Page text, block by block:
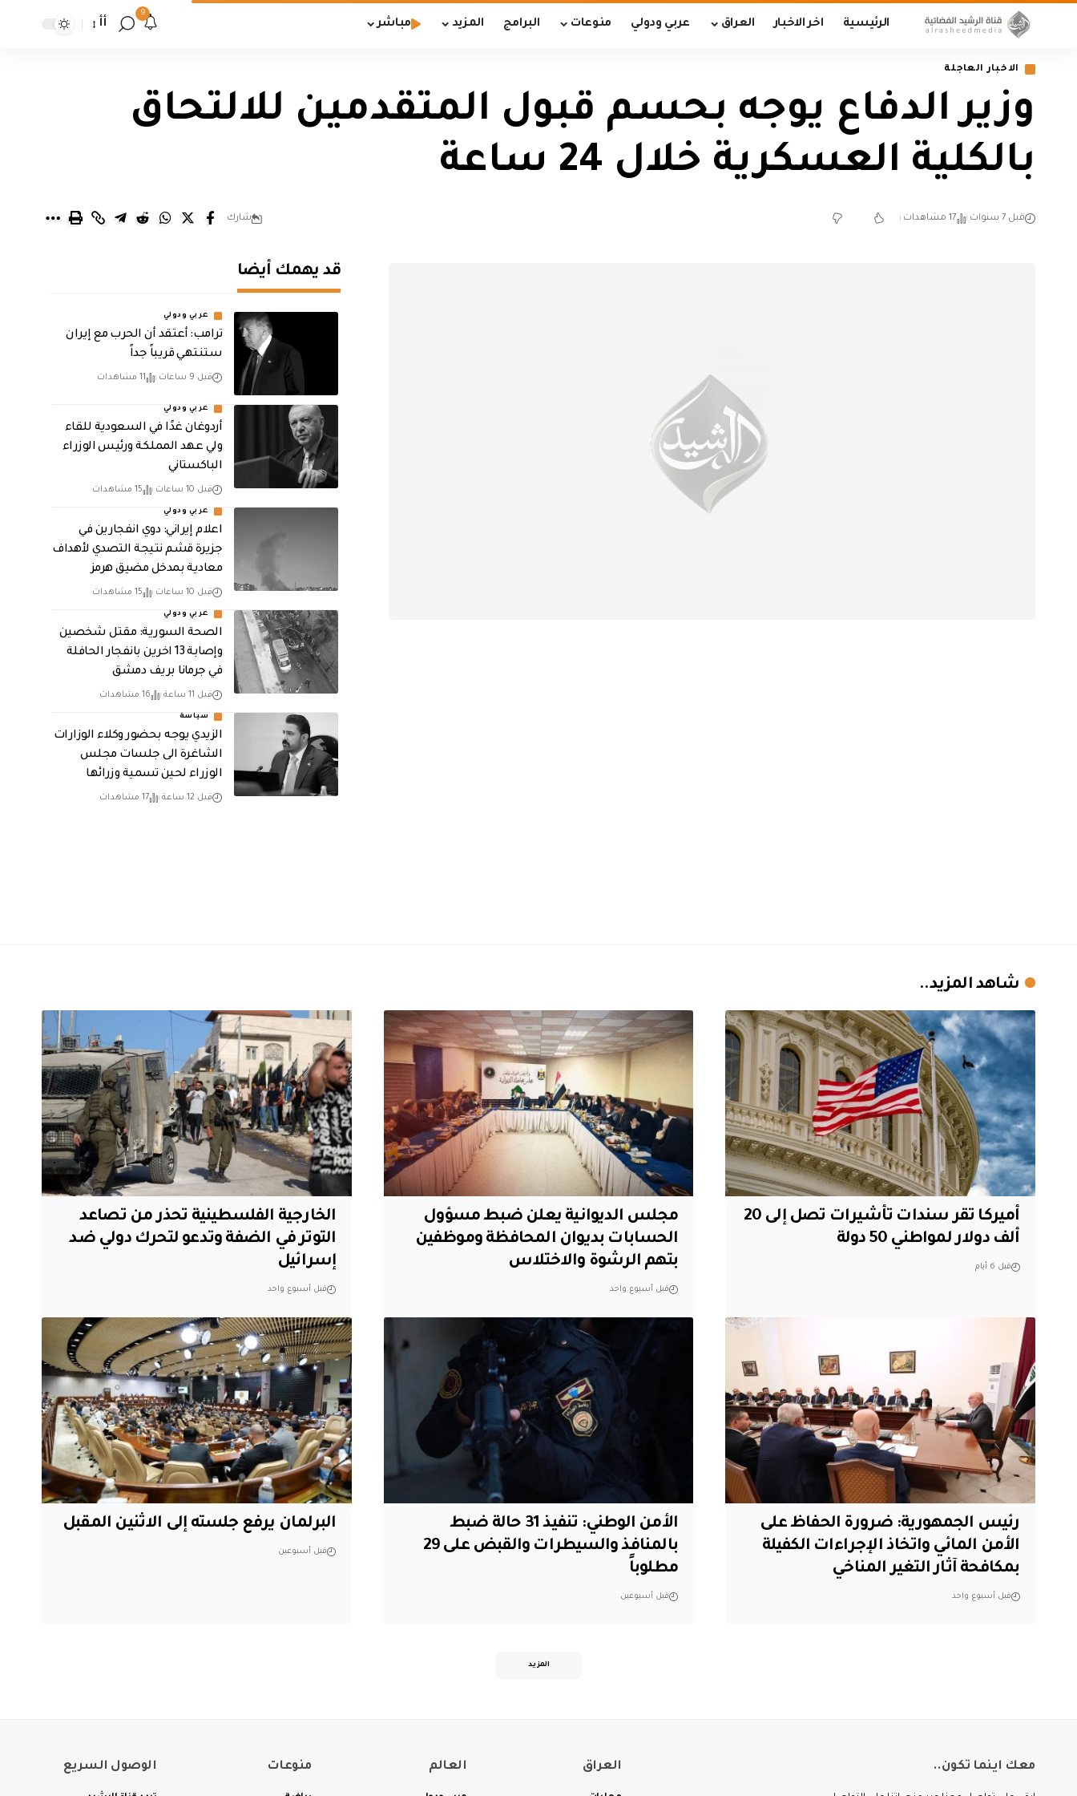
الرئيسية اخر الاخبار العراق عربي ودولي منوعات البرامج المزيد مباشر
9
أأ
الاخبار العاجلة
وزير الدفاع يوجه بحسم قبول المتقدمين للالتحاق
بالكلية العسكرية خلال 24 ساعة
قبل 7 سنوات 17 مشاهدات شارك
قد يهمك أيضا
عربي ودولي
‏ترامب: أعتقد أن الحرب مع إيران
ستنتهي قريباً جداً
قبل 9 ساعات 11 مشاهدات
عربي ودولي
أردوغان غدًا في السعودية للقاء
ولي عهد المملكة ورئيس الوزراء
الباكستاني
قبل 10 ساعات 15 مشاهدات
عربي ودولي
اعلام إيراني: دوي انفجارين في
جزيرة قشم نتيجة التصدي لأهداف
معادية بمدخل مضيق هرمز
قبل 10 ساعات 15 مشاهدات
عربي ودولي
الصحة السورية: مقتل شخصين
وإصابة 13 اخرين بانفجار الحافلة
في جرمانا بريف دمشق
قبل 11 ساعة 16 مشاهدات
سياسة
الزيدي يوجه بحضور وكلاء الوزارات
الشاغرة الى جلسات مجلس
الوزراء لحين تسمية وزرائها
قبل 12 ساعة 17 مشاهدات
شاهد المزيد..
أميركا تقر سندات تأشيرات تصل إلى 20
ألف دولار لمواطني 50 دولة
قبل 6 أيام
مجلس الديوانية يعلن ضبط مسؤول
الحسابات بديوان المحافظة وموظفين
بتهم الرشوة والاختلاس
قبل أسبوع واحد
الخارجية الفلسطينية تحذر من تصاعد
التوتر في الضفة وتدعو لتحرك دولي ضد
إسرائيل
قبل أسبوع واحد
رئيس الجمهورية: ضرورة الحفاظ على
الأمن المائي واتخاذ الإجراءات الكفيلة
بمكافحة آثار التغير المناخي
قبل أسبوع واحد
الأمن الوطني: تنفيذ 31 حالة ضبط
بالمنافذ والسيطرات والقبض على 29
مطلوباً
قبل أسبوعين
البرلمان يرفع جلسته إلى الاثنين المقبل
قبل أسبوعين
المزيد
معك اينما تكون.. العراق العالم منوعات الوصول السريع